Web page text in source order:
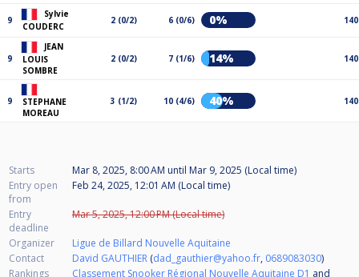
9
Sylvie
COUDERC
2 (0/2) 6 (0/6) 0% 140
9
JEAN
LOUIS
SOMBRE
2 (0/2) 7 (1/6) 14% 140
9
STEPHANE
MOREAU
3 (1/2) 10 (4/6) 40% 140
Starts Mar 8, 2025, 8:00 AM until Mar 9, 2025 (Local time)
Entry open
from
Feb 24, 2025, 12:01 AM (Local time)
Entry
deadline
Mar 5, 2025, 12:00 PM (Local time)
Organizer
Ligue de Billard Nouvelle Aquitaine
Contact
David GAUTHIER (dad_gauthier@yahoo.fr, 0689083030)
Rankings
Classement Snooker Régional Nouvelle Aquitaine D1 and